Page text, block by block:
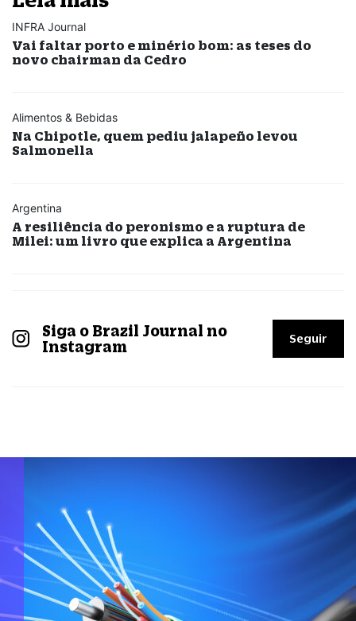
INFRA Journal
Vai faltar porto e minério bom: as teses do
novo chairman da Cedro
Alimentos & Bebidas
Na Chipotle, quem pediu jalapeño levou
Salmonella
Argentina
A resiliência do peronismo e a ruptura de
Milei: um livro que explica a Argentina
Siga o Brazil Journal no
Instagram
Seguir